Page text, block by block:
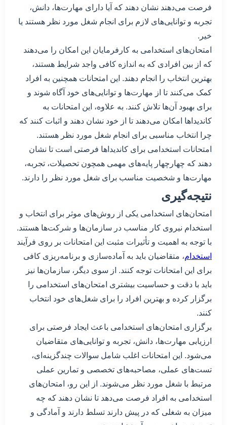
فرصت می‌دهند نشان دهند که آیا دارای مهارت‌ها، دانش،
تجربه و توانایی‌های لازم برای انجام شغل مورد نظر هستند یا
خیر.
امتحان‌های استخدامی به کارفرمایان این امکان را می‌دهند
که از بین افرادی که به اندازه کافی واجد شرایط هستند،
بهترین انتخاب را انجام دهند. این امتحانات همچنین به افراد
کمک می‌کنند تا از مهارت‌ها و توانایی‌های خود آگاه شوند و
برای بهبود آن‌ها تلاش کنند. به علاوه، این امتحانات به
کاندیداها امکان می‌دهند تا از خود نشان دهند و اثبات کنند که
چرا انتخاب مناسبی برای انجام شغل مورد نظر هستند.
امتحانات استخدامی برای کاندیداها فرصتی است تا نشان
دهند که چهارچهار پایه‌های مهمی همچون تحصیلات، تجربه،
مهارت‌ها و شخصیت مناسب برای شغل مورد نظر را دارند.
نتیجه‌گیری
امتحان‌های استخدامی یکی از روش‌های موثر برای انتخاب و
استخدام نیروی کار مناسب در سازمان‌ها و شرکت‌ها هستند.
با توجه به اهمیت و تأثیرات مثبت این امتحانات بر روی فرآیند
استخدام، متقاضیان باید به آماده‌سازی و برنامه‌ریزی کافی
برای این امتحانات توجه کنند. از سوی دیگر، سازمان‌ها نیز
باید با دقت و حساسیت بیشتری امتحان‌های استخدامی را
برگزار کرده و بهترین افراد را برای شغل‌های خود انتخاب
کنند.
برگزاری امتحان‌های استخدامی باعث ایجاد فرصتی برای
ارزیابی مهارت‌ها، دانش، تجربه و توانایی‌های متقاضیان
می‌شود. این امتحانات اغلب شامل سوالات چندگزینه‌ای،
تست‌های عملی، مصاحبه‌های تخصصی و تمارین عملی
مرتبط با شغل مورد نظر می‌شوند. از این رو، امتحان‌های
استخدامی به افراد فرصت می‌دهد تا نشان دهند که چه
میزان به شغلی که در پیش دارند تسلط دارند و آمادگی و